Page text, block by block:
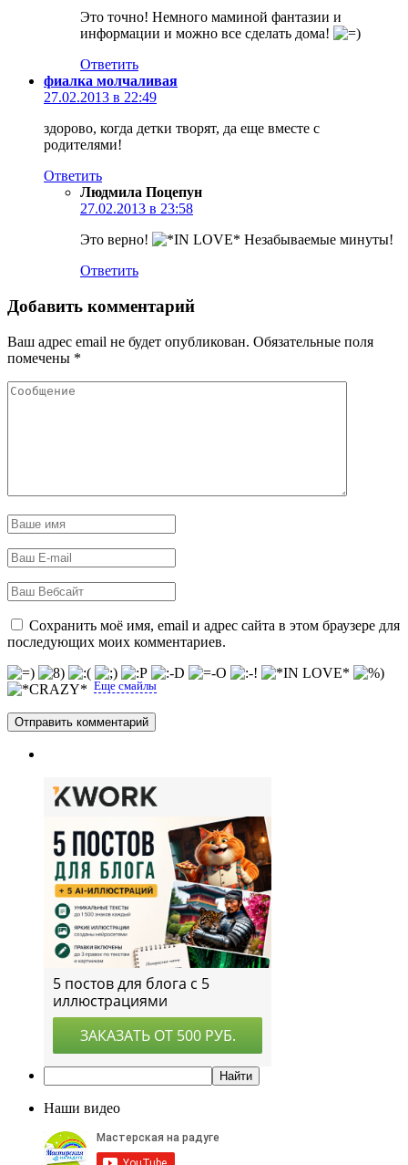
Это точно! Немного маминой фантазии и
информации и можно все сделать дома!
Ответить
фиалка молчаливая
27.02.2013 в 22:49
здорово, когда детки творят, да еще вместе с
родителями!
Ответить
Людмила Поцепун
27.02.2013 в 23:58
Это верно!
Незабываемые минуты!
Ответить
Добавить комментарий
Ваш адрес email не будет опубликован. Обязательные поля
помечены *
Сохранить моё имя, email и адрес сайта в этом браузере для
последующих моих комментариев.
Еще смайлы
Наши видео